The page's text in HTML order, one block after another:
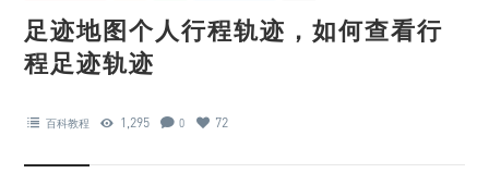
足迹地图个人行程轨迹，如何查看行
程足迹轨迹
百科教程 1,295 0 72